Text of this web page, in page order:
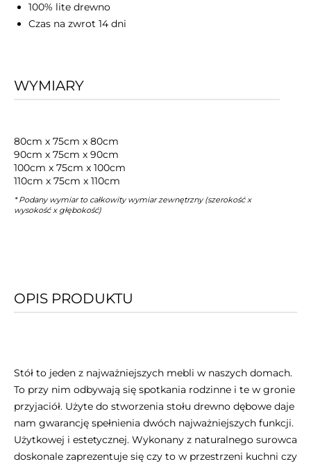
100% lite drewno
Czas na zwrot 14 dni
WYMIARY
80cm x 75cm x 80cm
90cm x 75cm x 90cm
100cm x 75cm x 100cm
110cm x 75cm x 110cm
* Podany wymiar to całkowity wymiar zewnętrzny (szerokość x
wysokość x głębokość)
OPIS PRODUKTU
Stół to jeden z najważniejszych mebli w naszych domach.
To przy nim odbywają się spotkania rodzinne i te w gronie
przyjaciół. Użyte do stworzenia stołu drewno dębowe daje
nam gwarancję spełnienia dwóch najważniejszych funkcji.
Użytkowej i estetycznej. Wykonany z naturalnego surowca
doskonale zaprezentuje się czy to w przestrzeni kuchni czy